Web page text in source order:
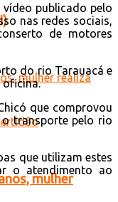
mulher
publicado pelo
nas redes sociais,
de motores
do rio Tarauacá e
oficina.
que comprovou
transporte pelo rio
que utilizam estes
o atendimento ao